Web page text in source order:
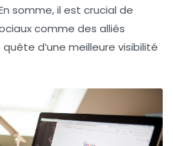
somme, il est crucial de
comme des alliés
d’une meilleure visibilité